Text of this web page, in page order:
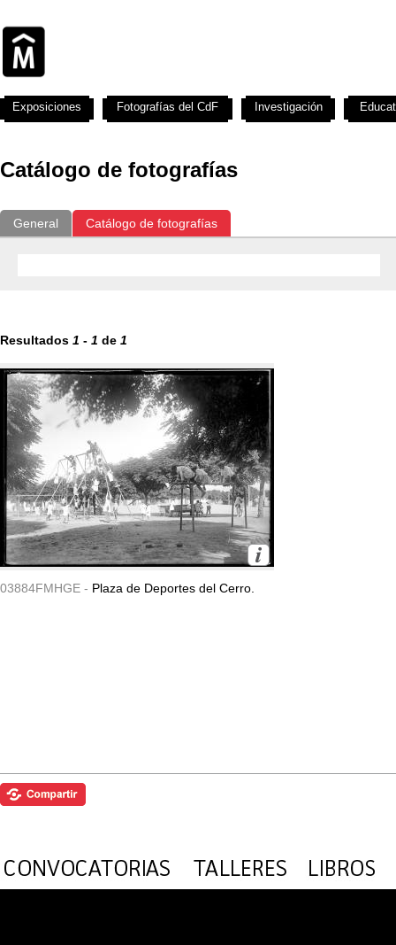
Catálogo de fotografías
General Catálogo de fotografías
Resultados 1 - 1 de 1
03884FMHGE - Plaza de Deportes del Cerro.
Exposiciones Fotografías del CdF Investigación